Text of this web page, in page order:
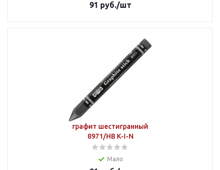
91 руб./шт
графит шестигранный
8971/НВ K-I-N
Мало